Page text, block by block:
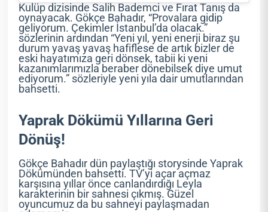
Kulüp dizisinde Salih Bademci ve Fırat Tanış da
oynayacak. Gökçe Bahadır, “Provalara gidip
geliyorum. Çekimler İstanbul’da olacak.”
sözlerinin ardından “Yeni yıl, yeni enerji biraz şu
durum yavaş yavaş hafiflese de artık bizler de
eski hayatımıza geri dönsek, tabii ki yeni
kazanımlarımızla beraber dönebilsek diye umut
ediyorum.” sözleriyle yeni yıla dair umutlarından
bahsetti.
Yaprak Dökümü Yıllarına Geri
Dönüş!
Gökçe Bahadır dün paylaştığı storysinde Yaprak
Dökümünden bahsetti. TV’yi açar açmaz
karşısına yıllar önce canlandırdığı Leyla
karakterinin bir sahnesi çıkmış. Güzel
oyuncumuz da bu sahneyi paylaşmadan